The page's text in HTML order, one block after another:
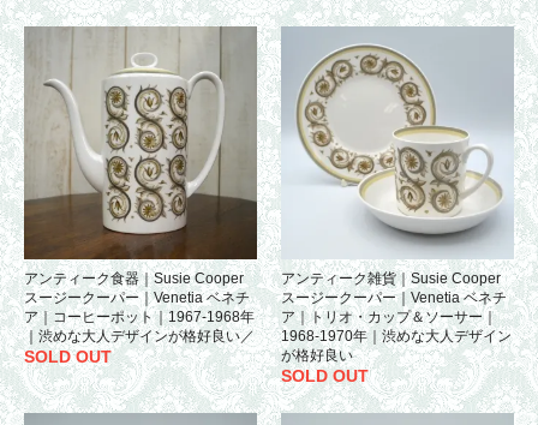
アンティーク食器｜Susie Cooper
スージークーパー｜Venetia ベネチ
ア｜コーヒーポット｜1967-1968年
｜渋めな大人デザインが格好良い／
SOLD OUT
アンティーク雑貨｜Susie Cooper
スージークーパー｜Venetia ベネチ
ア｜トリオ・カップ＆ソーサー｜
1968-1970年｜渋めな大人デザイン
が格好良い
SOLD OUT